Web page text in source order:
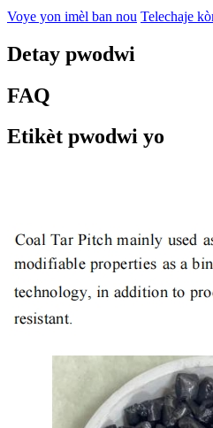
Voye yon imèl ban nou Telechaje
Detay pwodwi
FAQ
Etikèt pwodwi yo